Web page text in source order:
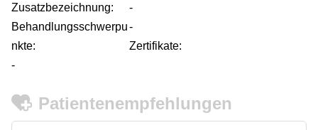
Zusatzbezeichnung:
-
Behandlungsschwerpu
nkte:
-
Zertifikate:
-
Patientenempfehlungen